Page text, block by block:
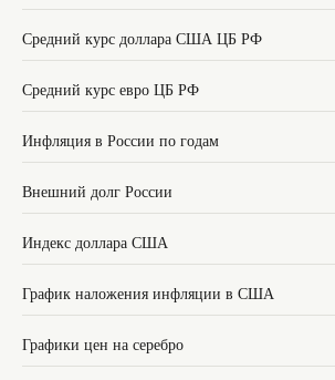
Средний курс доллара США ЦБ РФ
Средний курс евро ЦБ РФ
Инфляция в России по годам
Внешний долг России
Индекс доллара США
График наложения инфляции в США
Графики цен на серебро